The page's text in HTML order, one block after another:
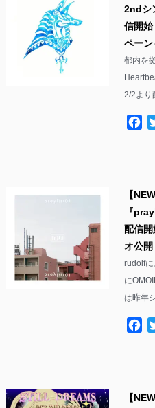
2ndシ
信開
ペー
都内を
2/2よ
【
『
配信
オ公開
rudolf
に
は昨年
【